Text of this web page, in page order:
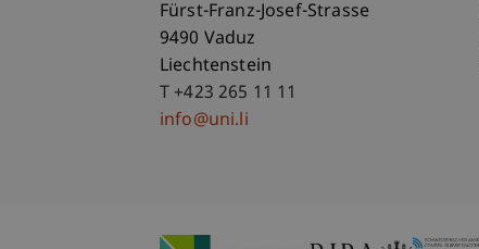
Fürst-Franz-Josef-Strasse
9490 Vaduz
Liechtenstein
T +423 265 11 11
info@uni.li